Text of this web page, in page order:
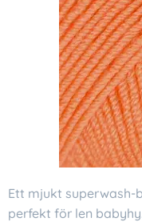
Ett mjukt superwash-
perfekt för len